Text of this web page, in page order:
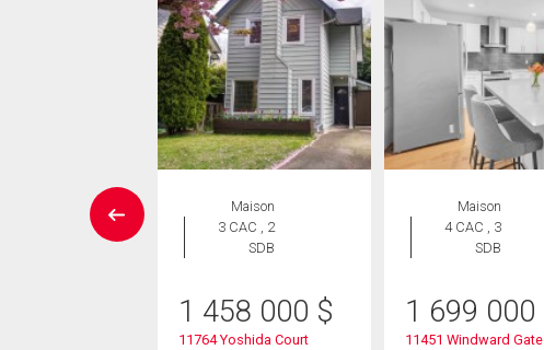
Maison
3 CAC , 2
SDB
1 458 000 $
11764 Yoshida Court
Maison
4 CAC , 3
SDB
1 699 000
11451 Windward Gate